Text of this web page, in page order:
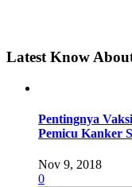
Latest Know
Pentingnya
Pemicu Kanker
Nov 9, 2018
0